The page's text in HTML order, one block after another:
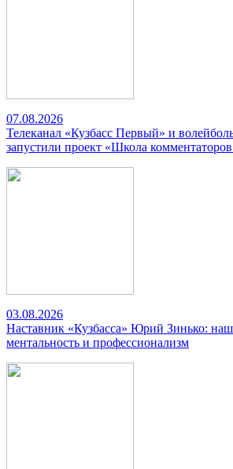
07.08.2026
Телеканал «Кузбасс Первый» и
запустили проект «Школа
03.08.2026
Наставник «Кузбасса» Юрий Зинько:
ментальность и профессионализм